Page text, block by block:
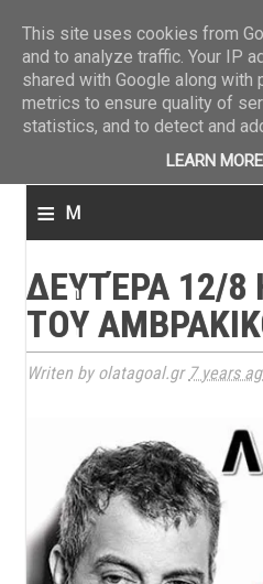
≡ M
n
u
ΔΕΥΤΈΡΑ 12/
ΤΟΥ
Writen by olatagoal.gr 7 years
This site uses cookies from
and to analyze traffic. Your IP
shared with Google along with
metrics to ensure quality of
statistics, and to detect and
LEARN MORE